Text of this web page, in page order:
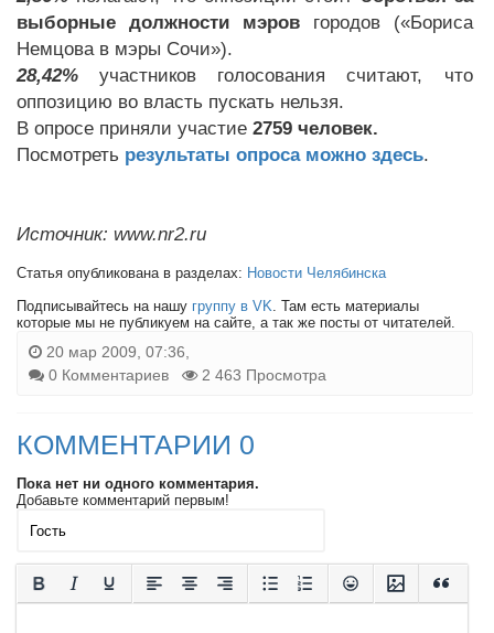
выборные должности мэровгородов («Бориса
Немцова в мэры Сочи»).
28,42% участников голосования считают, что
оппозицию во власть пускать нельзя.
В опросе приняли участие 2759 человек.
Посмотреть результаты опроса можно здесь.
Источник: www.nr2.ru
Статья опубликована в разделах: Новости Челябинска
Подписывайтесь на нашу группу в VK. Там есть материалы
которые мы не публикуем на сайте, а так же посты от читателей.
20 мар 2009, 07:36,
0 Комментариев
2 463 Просмотра
КОММЕНТАРИИ 0
Пока нет ни одного комментария.
Добавьте комментарий первым!